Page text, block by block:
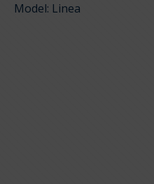
Model: Linea